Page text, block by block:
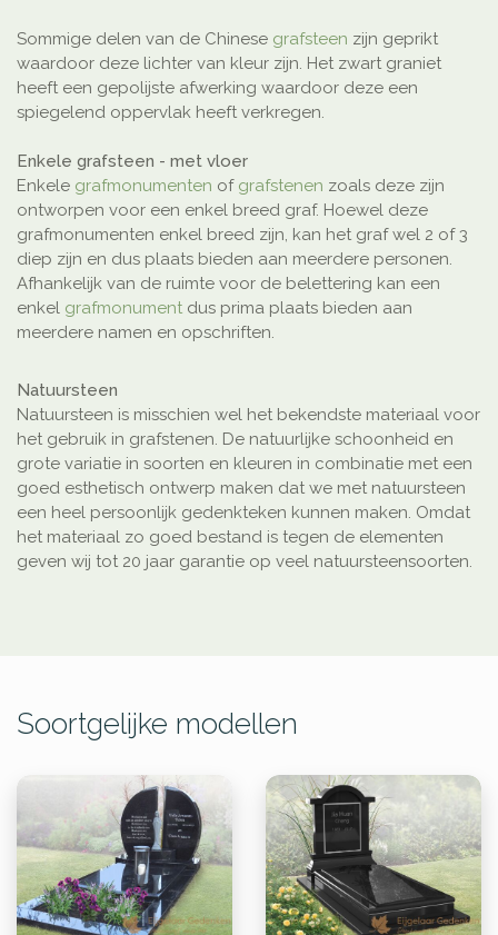
Sommige delen van de Chinese grafsteen zijn geprikt
waardoor deze lichter van kleur zijn. Het zwart graniet
heeft een gepolijste afwerking waardoor deze een
spiegelend oppervlak heeft verkregen.
Enkele grafsteen - met vloer
Enkele grafmonumenten of grafstenen zoals deze zijn
ontworpen voor een enkel breed graf. Hoewel deze
grafmonumenten enkel breed zijn, kan het graf wel 2 of 3
diep zijn en dus plaats bieden aan meerdere personen.
Afhankelijk van de ruimte voor de belettering kan een
enkel grafmonument dus prima plaats bieden aan
meerdere namen en opschriften.
Natuursteen
Natuursteen is misschien wel het bekendste materiaal voor
het gebruik in grafstenen. De natuurlijke schoonheid en
grote variatie in soorten en kleuren in combinatie met een
goed esthetisch ontwerp maken dat we met natuursteen
een heel persoonlijk gedenkteken kunnen maken. Omdat
het materiaal zo goed bestand is tegen de elementen
geven wij tot 20 jaar garantie op veel natuursteensoorten.
Soortgelijke modellen